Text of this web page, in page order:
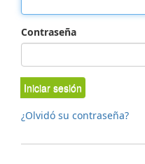
Contraseña
Iniciar sesión
¿Olvidó su contraseña?